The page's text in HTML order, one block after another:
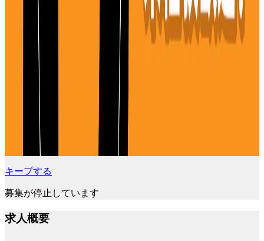
キープする
募集が停止しています
求人概要